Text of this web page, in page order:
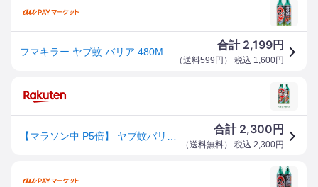
合計 2,199円
（送料599円 ） 税込 1,600円
合計 2,300 円
（送料無料） 税込 2,300円